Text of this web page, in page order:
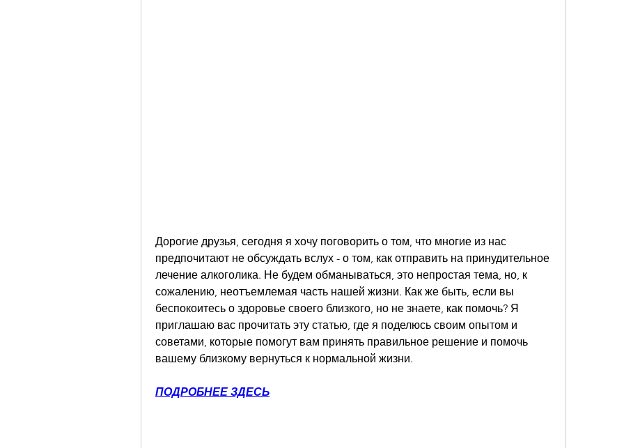
Дорогие друзья, сегодня я хочу поговорить о том, что многие из нас
предпочитают не обсуждать вслух - о том, как отправить на принудительное
лечение алкоголика. Не будем обманываться, это непростая тема, но, к
сожалению, неотъемлемая часть нашей жизни. Как же быть, если вы
беспокоитесь о здоровье своего близкого, но не знаете, как помочь? Я
приглашаю вас прочитать эту статью, где я поделюсь своим опытом и
советами, которые помогут вам принять правильное решение и помочь
вашему близкому вернуться к нормальной жизни.
ПОДРОБНЕЕ ЗДЕСЬ